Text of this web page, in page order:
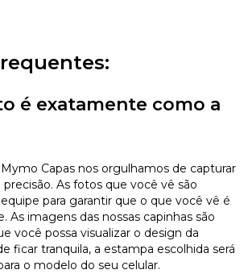
é exatamente como a
Capas nos orgulhamos de capturar
As fotos que você vê são
para garantir que o que você vê é
As imagens das nossas capinhas são
você possa visualizar o design da
ficar tranquila, a estampa escolhida será
o modelo do seu celular.